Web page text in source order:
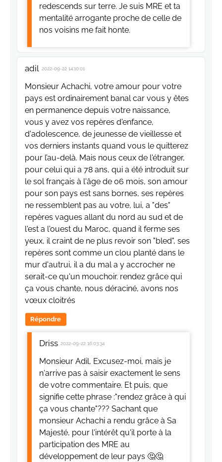
redescends sur terre. Je suis MRE et ta
mentalité arrogante proche de celle de
nos voisins me fait honte.
adil 2022-09-22 14:10:01
Monsieur Achachi, votre amour pour votre
pays est ordinairement banal car vous y êtes
en permanence depuis votre naissance,
vous y avez vos repères d'enfance,
d'adolescence, de jeunesse de vieillesse et
vos derniers instants quand vous le quitterez
pour l’au-delà. Mais nous ceux de l'étranger,
pour celui qui a 78 ans, qui a été introduit sur
le sol français à l'âge de 06 mois, son amour
pour son pays est sans bornes, ses repères
ne ressemblent pas au votre, lui, a "des"
repères vagues allant du nord au sud et de
l'est a l'ouest du Maroc, quand il ferme ses
yeux, il craint de ne plus revoir son "bled", ses
repères sont comme un clou planté dans le
mur d'autrui, il a du mal a y accrocher ne
serait-ce qu'un mouchoir. rendez grâce qui
ça vous chante, nous déraciné, avons nos
vœux cloitrés
Répondre
Driss 2022-09-22 16:03:34
Monsieur Adil, Excusez-moi, mais je
n'arrive pas à saisir exactement le sens
de votre commentaire. Et puis, que
signifie cette phrase :"rendez grâce à qui
ça vous chante"??? Sachant que
monsieur Achachi a rendu grâce à Sa
Majesté, pour l'intérêt qu'il porte à la
participation des MRE au
développement de leur pays 🤔🤔